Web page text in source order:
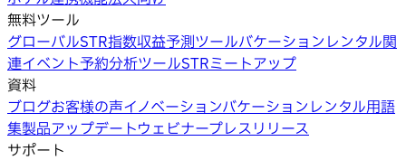
無料ツール
グローバルSTR指数収益予測ツールバケーションレンタル関
連イベント予約分析ツールSTRミートアップ
資料
ブログお客様の声イノベーションバケーションレンタル用語
集製品アップデートウェビナープレスリリース
サポート